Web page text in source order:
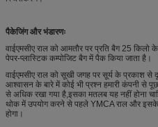
पैकेजिंग और भंडारणः
वाईएमसीए राल को आमतौर पर प्रति बैग 25
पेपर-प्लास्टिक कम्पोजिट बैग में पैक किया जाता है।
वाईएमसीए राल को सूखी जगह पर सूर्य के प्रकाश से दूर
आश्वासन के बारे में कोई भी प्रश्न हमारी कंपनी से
से अधिक रखा गया है,इसका मतलब यह नहीं होना
थोक में उपयोग करने से पहले YMCA राल और इसके
होगा।